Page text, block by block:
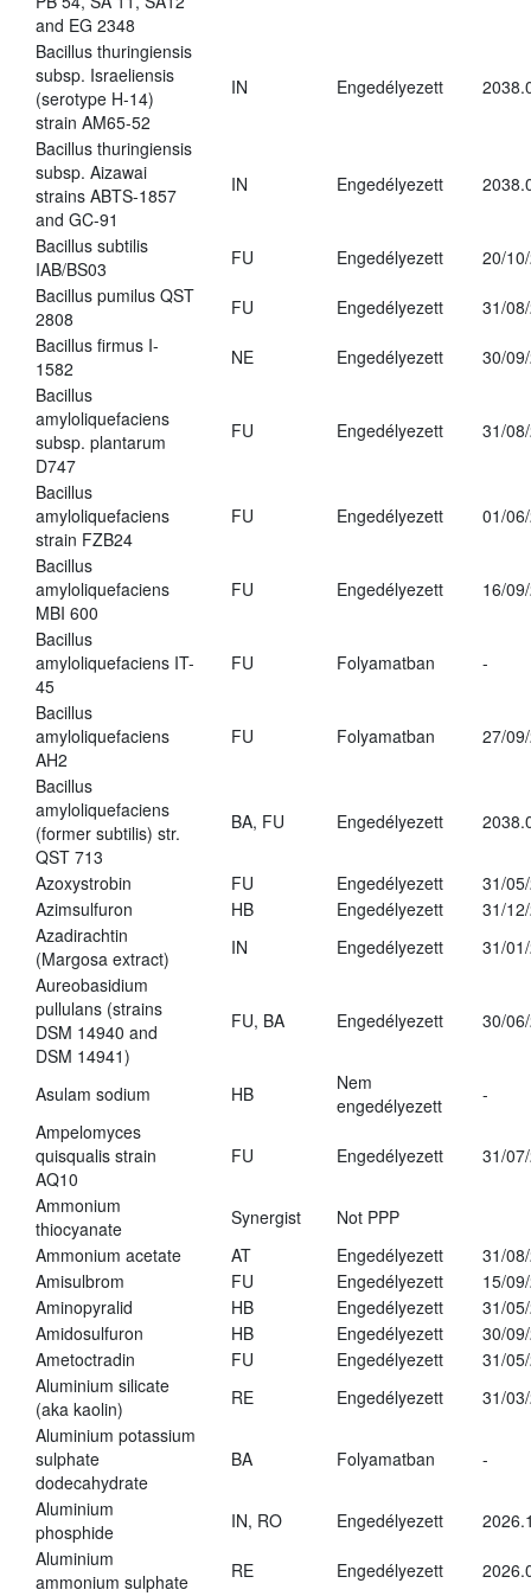
and EG 2348
Bacillus thuringiensis
subsp. Israeliensis
(serotype H-14)
strain AM65-52
IN Engedélyezett
Bacillus thuringiensis
subsp. Aizawai
strains ABTS-1857
and GC-91
IN Engedélyezett
Bacillus subtilis
IAB/BS03
FU Engedélyezett
20/
Bacillus pumilus QST
2808
FU Engedélyezett
31/
Bacillus firmus I-
1582
NE Engedélyezett
30/
Bacillus
amyloliquefaciens
subsp. plantarum
D747
FU Engedélyezett 31/
Bacillus
amyloliquefaciens
strain FZB24
FU Engedélyezett 01/
Bacillus
amyloliquefaciens
MBI 600
FU Engedélyezett 16/
Bacillus
amyloliquefaciens IT-
45
FU Folyamatban -
Bacillus
amyloliquefaciens
AH2
FU Folyamatban 27/
Bacillus
amyloliquefaciens
(former subtilis) str.
QST 713
BA, FU Engedélyezett
Azoxystrobin FU Engedélyezett
31/
Azimsulfuron
HB Engedélyezett
31/
Azadirachtin
(Margosa extract)
IN Engedélyezett
31/
Aureobasidium
pullulans (strains
DSM 14940 and
DSM 14941)
FU, BA Engedélyezett 30/
Asulam sodium HB
Nem
engedélyezett
-
Ampelomyces
quisqualis strain
AQ10
FU Engedélyezett 31/
Ammonium
thiocyanate
Synergist
Not PPP
Ammonium acetate
AT Engedélyezett
31/
Amisulbrom
FU Engedélyezett
15/
Aminopyralid
HB Engedélyezett
31/
Amidosulfuron
HB Engedélyezett
30/
Ametoctradin
FU Engedélyezett
31/
Aluminium silicate
(aka kaolin)
RE Engedélyezett
31/
Aluminium potassium
sulphate
dodecahydrate
BA Folyamatban -
Aluminium
phosphide
IN, RO Engedélyezett
Aluminium
ammonium sulphate
RE Engedélyezett